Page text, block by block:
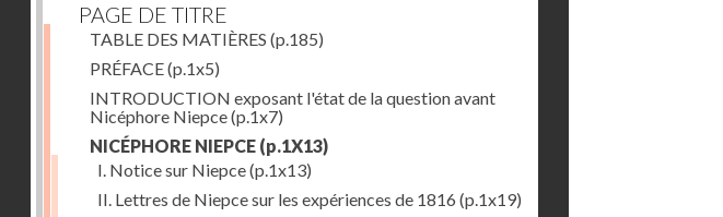
PAGE DE TITRE
TABLE DES MATIÈRES (p.185)
PRÉFACE(p.1x5)
INTRODUCTION exposant l'état de la question avant
Nicéphore Niepce(p.1x7)
NICÉPHORE NIEPCE (p.1X13)
I. Notice sur Niepce(p.1x13)
II. Lettres de Niepce sur les expériences de 1816 (p.1x19)